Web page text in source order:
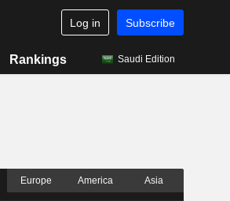
Log in Subscribe
Rankings Saudi Edition
Europe America Asia